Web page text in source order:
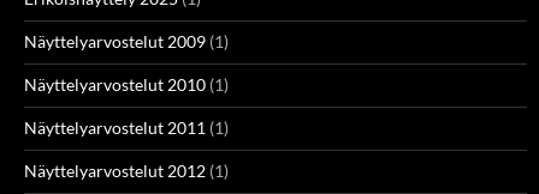
Näyttelyarvostelut 2009 (1)
Näyttelyarvostelut 2010 (1)
Näyttelyarvostelut 2011 (1)
Näyttelyarvostelut 2012 (1)